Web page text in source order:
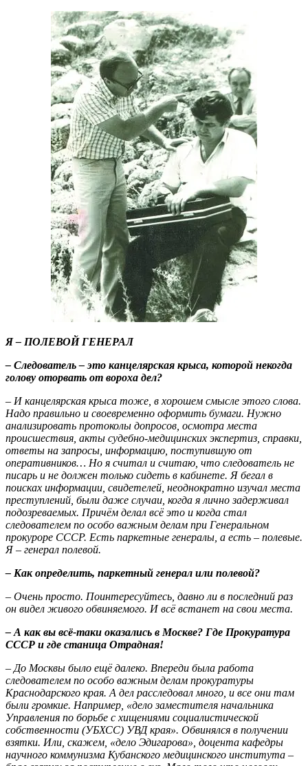
Я – ПОЛЕВОЙ ГЕНЕРАЛ
– Следователь – это канцелярская крыса, которой некогда
голову оторвать от вороха дел?
– И канцелярская крыса тоже, в хорошем смысле этого слова.
Надо правильно и своевременно оформить бумаги. Нужно
анализировать протоколы допросов, осмотра места
происшествия, акты судебно-медицинских экспертиз, справки,
ответы на запросы, информацию, поступившую от
оперативников… Но я считал и считаю, что следователь не
писарь и не должен только сидеть в кабинете. Я бегал в
поисках информации, свидетелей, неоднократно изучал места
преступлений, были даже случаи, когда я лично задерживал
подозреваемых. Причём делал всё это и когда стал
следователем по особо важным делам при Генеральном
прокуроре СССР. Есть паркетные генералы, а есть – полевые.
Я – генерал полевой.
– Как определить, паркетный генерал или полевой?
– Очень просто. Поинтересуйтесь, давно ли в последний раз
он видел живого обвиняемого. И всё встанет на свои места.
– А как вы всё-таки оказались в Москве? Где Прокуратура
СССР и где станица Отрадная!
– До Москвы было ещё далеко. Впереди была работа
следователем по особо важным делам прокуратуры
Краснодарского края. А дел расследовал много, и все они там
были громкие. Например, «дело заместителя начальника
Управления по борьбе с хищениями социалистической
собственности (УБХСС) УВД края». Обвинялся в получении
взятки. Или, скажем, «дело Эдигарова», доцента кафедры
научного коммунизма Кубанского медицинского института –